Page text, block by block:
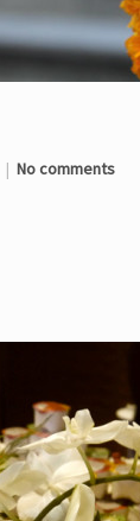
No comments